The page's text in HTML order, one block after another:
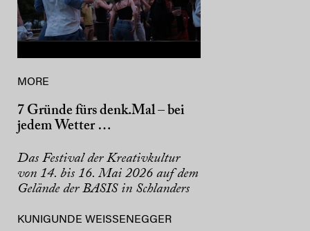
MORE
7 Gründe fürs denk.Mal – bei
jedem Wetter …
Das Festival der Kreativkultur
von 14. bis 16. Mai 2026 auf dem
Gelände der BASIS in Schlanders
KUNIGUNDE WEISSENEGGER